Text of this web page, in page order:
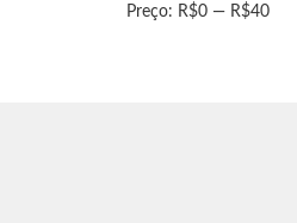
Preço: R$0 — R$40